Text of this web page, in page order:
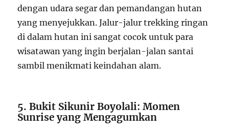
dengan udara segar dan pemandangan hutan
yang menyejukkan. Jalur-jalur trekking ringan
di dalam hutan ini sangat cocok untuk para
wisatawan yang ingin berjalan-jalan santai
sambil menikmati keindahan alam.
5. Bukit Sikunir Boyolali: Momen
Sunrise yang Mengagumkan